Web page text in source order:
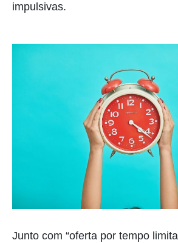
impulsivas.
Junto com “oferta por tempo